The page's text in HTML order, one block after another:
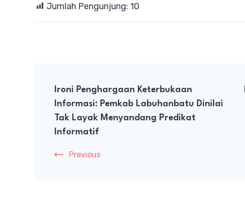
Jumlah Pengunjung: 10
Navigation
Ironi Penghargaan Keterbukaan
Informasi: Pemkab Labuhanbatu Dinilai
Tak Layak Menyandang Predikat
Informatif
Previous